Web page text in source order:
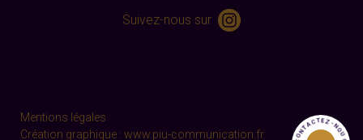
Suivez-nous sur
Mentions légales
Création graphique : www.piu-communication.fr